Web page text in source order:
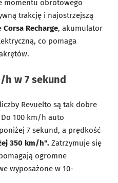
momentu obrotowego
trakcję i najostrzejszą
Corsa Recharge, akumulator
co pomaga
h w 7 sekund
Revuelto są tak dobre
100 km/h auto
7 sekund, a prędkość
350 km/h". Zatrzymuje się
ogromne
wyposażone w 10-